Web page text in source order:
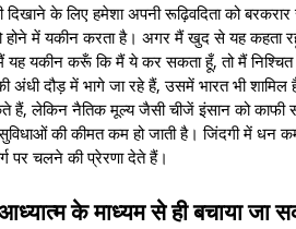
के लिए हमेशा अपनी रूढ़िवदिता को
होने में यकीन करता है। अगर मैं खुद से यह कहता
यकीन करूँ कि मैं ये कर सकता हूँ, तो मैं निश्चित
अंधी दौड़ में भागे जा रहे हैं, उसमें भारत भी
हैं, लेकिन नैतिक मूल्य जैसी चीजें इंसान को काफी
की कीमत कम हो जाती है। जिंदगी में धन
पर चलने की प्रेरणा देते हैं।
के माध्यम से ही बचाया जा